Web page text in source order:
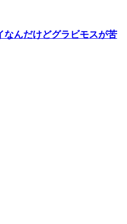
なんだけどグラビモスが苦